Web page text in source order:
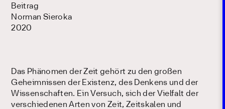
Beitrag
Norman Sieroka
2020
Das Phänomen der Zeit gehört zu den großen
Geheimnissen der Existenz, des Denkens und der
Wissenschaften. Ein Versuch, sich der Vielfalt der
verschiedenen Arten von Zeit, Zeitskalen und